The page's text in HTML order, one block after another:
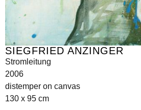
SIEGFRIED ANZINGER
Stromleitung
2006
distemper on canvas
130 x 95 cm